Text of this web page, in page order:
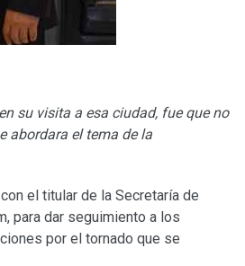
su visita a esa ciudad, fue que no
abordara el tema de la
el titular de la Secretaría de
para dar seguimiento a los
por el tornado que se